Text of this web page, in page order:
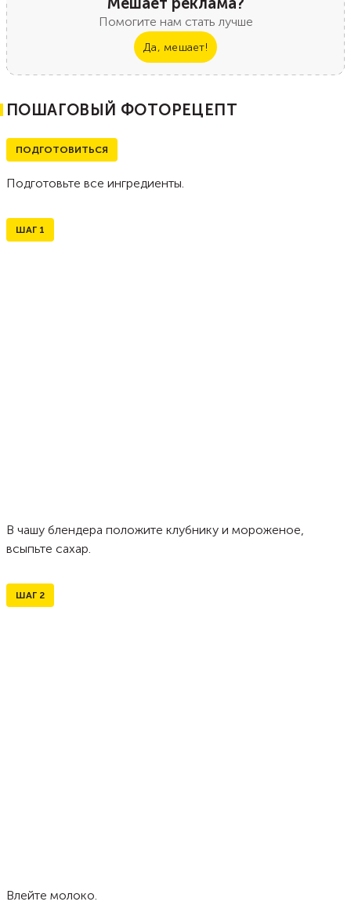
Помогите нам стать лучше
Да, мешает!
ПОШАГОВЫЙ ФОТОРЕЦЕПТ
ПОДГОТОВИТЬСЯ
Подготовьте все ингредиенты.
ШАГ 1
В чашу блендера положите клубнику и мороженое,
всыпьте сахар.
ШАГ 2
Влейте молоко.